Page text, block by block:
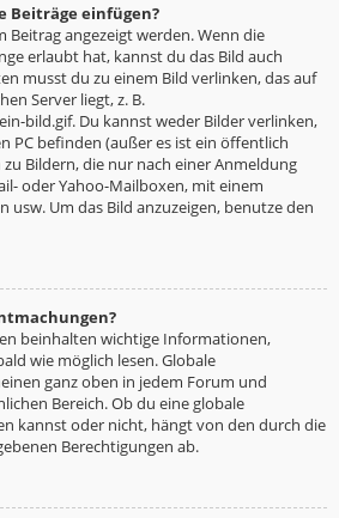
Beiträge einfügen?
Beitrag angezeigt werden. Wenn die
erlaubt hat, kannst du das Bild auch
musst du zu einem Bild verlinken, das auf
Server liegt, z. B.
bild.gif. Du kannst weder Bilder verlinken,
PC befinden (außer es ist ein öffentlich
Bildern, die nur nach einer Anmeldung
oder Yahoo-Mailboxen, mit einem
usw. Um das Bild anzuzeigen, benutze den
beinhalten wichtige Informationen,
wie möglich lesen. Globale
ganz oben in jedem Forum und
Bereich. Ob du eine globale
kannst oder nicht, hängt von den durch die
Berechtigungen ab.